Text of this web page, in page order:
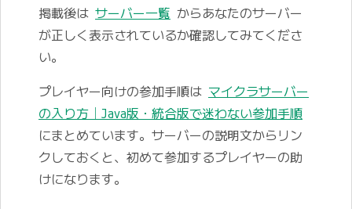
掲載後は サーバー一覧 からあなたのサーバー
が正しく表示されているか確認してみてくださ
い。
プレイヤー向けの参加手順は マイクラサーバー
の入り方｜Java版・統合版で迷わない参加手順
にまとめています。サーバーの説明文からリン
クしておくと、初めて参加するプレイヤーの助
けになります。